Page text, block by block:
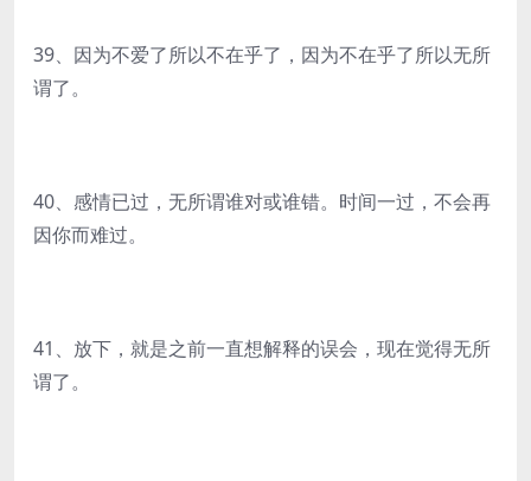
39、因为不爱了所以不在乎了，因为不在乎了所以无所
谓了。
40、感情已过，无所谓谁对或谁错。时间一过，不会再
因你而难过。
41、放下，就是之前一直想解释的误会，现在觉得无所
谓了。